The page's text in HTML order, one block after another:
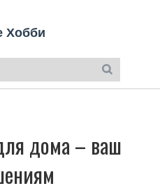
дома – ваш